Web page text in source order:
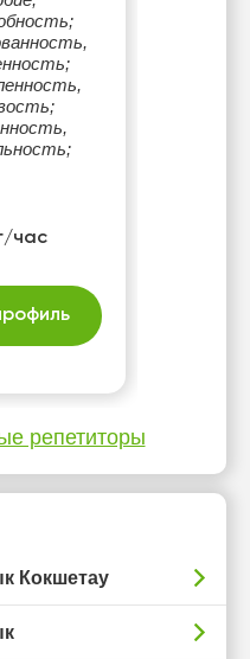
час
репетиторы
Кокшетау